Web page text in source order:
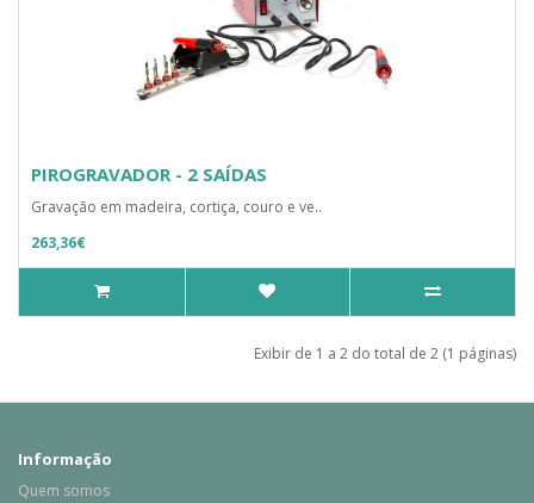
PIROGRAVADOR - 2 SAÍDAS
Gravação em madeira, cortiça, couro e ve..
263,36€
Exibir de 1 a 2 do total de 2 (1 páginas)
Informação
Quem somos